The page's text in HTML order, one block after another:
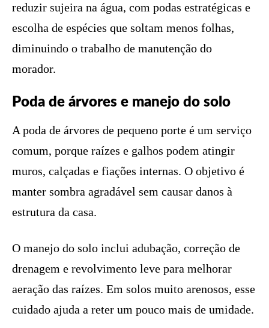
reduzir sujeira na água, com podas estratégicas e
escolha de espécies que soltam menos folhas,
diminuindo o trabalho de manutenção do
morador.
Poda de árvores e manejo do solo
A poda de árvores de pequeno porte é um serviço
comum, porque raízes e galhos podem atingir
muros, calçadas e fiações internas. O objetivo é
manter sombra agradável sem causar danos à
estrutura da casa.
O manejo do solo inclui adubação, correção de
drenagem e revolvimento leve para melhorar
aeração das raízes. Em solos muito arenosos, esse
cuidado ajuda a reter um pouco mais de umidade.